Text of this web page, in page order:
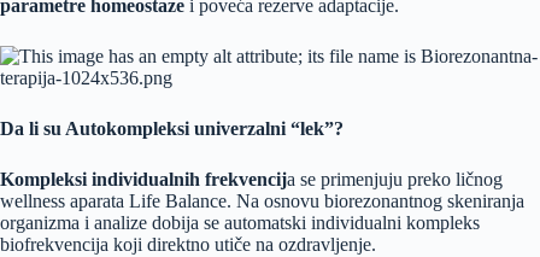
parametre homeostaze i poveća rezerve adaptacije.
Da li su Autokompleksi univerzalni “lek”?
Kompleksi individualnih frekvencija se primenjuju preko ličnog
wellness aparata Life Balance. Na osnovu biorezonantnog skeniranja
organizma i analize dobija se automatski individualni kompleks
biofrekvencija koji direktno utiče na ozdravljenje.